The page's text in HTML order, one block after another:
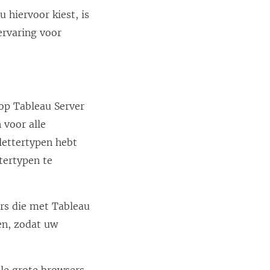
hiervoor kiest, is
voor
Tableau Server
voor alle
hebt
te
die metTableau
zodat uw